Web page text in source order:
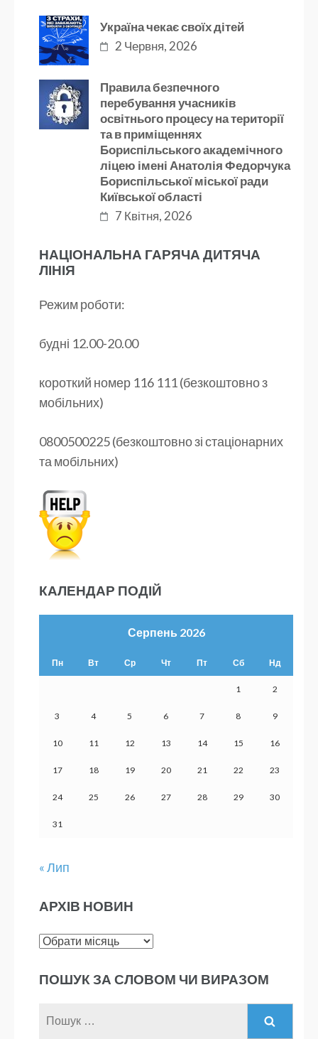
Україна чекає своїх дітей
2 Червня, 2026
Правила безпечного
перебування учасників
освітнього процесу на території
та в приміщеннях
Бориспільського академічного
ліцею імені Анатолія Федорчука
Бориспільської міської ради
Київської області
7 Квітня, 2026
НАЦІОНАЛЬНА ГАРЯЧА ДИТЯЧА
ЛІНІЯ
Режим роботи:
будні 12.00-20.00
короткий номер 116 111 (безкоштовно з
мобільних)
0800500225 (безкоштовно зі стаціонарних
та мобільних)
КАЛЕНДАР ПОДІЙ
Серпень 2026
Пн Вт Ср Чт Пт Сб Нд
1 2
3 4 5 6 7 8 9
10 11 12 13 14 15 16
17 18 19 20 21 22 23
24 25 26 27 28 29 30
31
« Лип
АРХІВ НОВИН
Архів
ПОШУК ЗА СЛОВОМ ЧИ ВИРАЗОМ